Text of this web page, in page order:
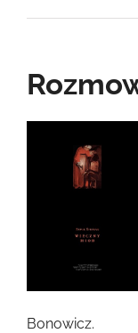
Bonowicz.